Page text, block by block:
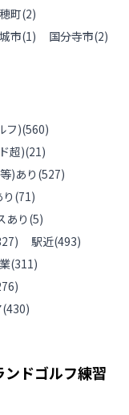
町(2)
市(1) 国分寺市(2)
フ)(560)
超)(21)
)あり (527)
(71)
あり (5)
) 駅近(493)
(311)
)
(430)
ドゴルフ練習